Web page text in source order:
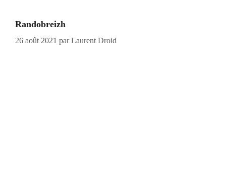
Randobreizh
26 août 2021 parLaurent Droid